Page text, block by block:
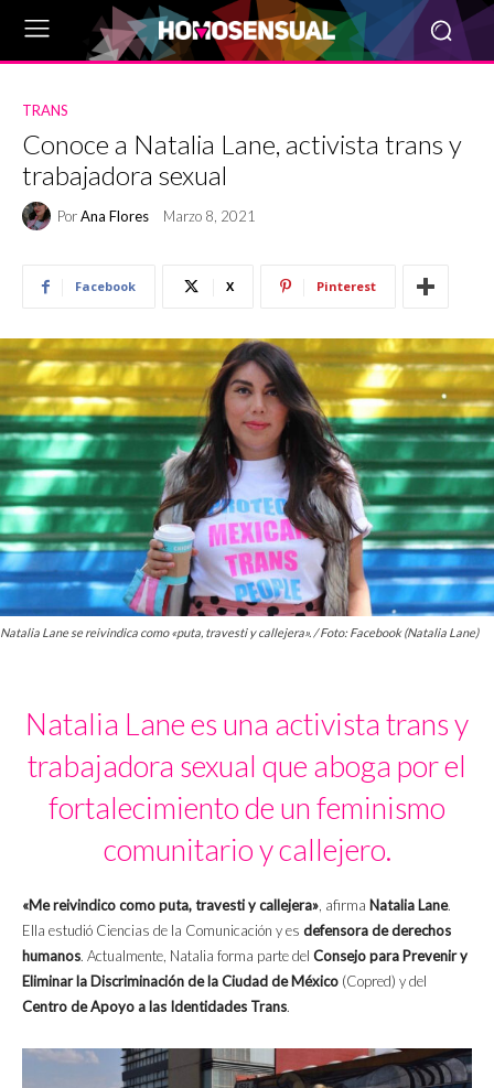
TRANS
Conoce a Natalia Lane, activista trans y
trabajadora sexual
PorAna Flores Marzo 8, 2021
Facebook X Pinterest
Natalia Lane se reivindica como «puta, travesti y callejera». / Foto: Facebook (Natalia Lane)
Natalia Lane es una activista trans y
trabajadora sexual que aboga por el
fortalecimiento de un feminismo
comunitario y callejero.
«Me reivindico como puta, travesti y callejera», afirma Natalia Lane.
Ella estudió Ciencias de la Comunicación y es defensora de derechos
humanos. Actualmente, Natalia forma parte del Consejo para Prevenir y
Eliminar la Discriminación de la Ciudad de México (Copred) y del
Centro de Apoyo a las Identidades Trans.